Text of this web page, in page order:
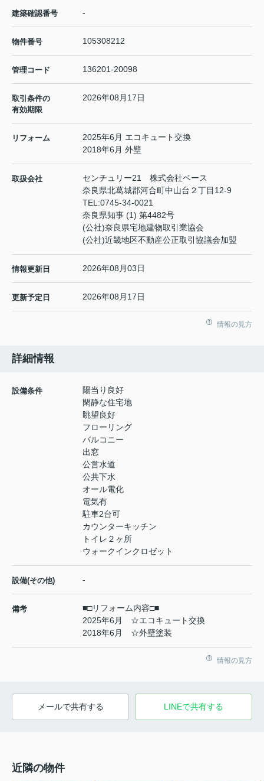
建築確認番号 -
物件番号 105308212
管理コード 136201-20098
取引条件の
有効期限
2026年08月17日
リフォーム
2025年6月 エコキュート交換
2018年6月 外壁
取扱会社
センチュリー21 株式会社ベース
奈良県北葛城郡河合町中山台２丁目12-9
TEL:0745-34-0021
奈良県知事 (1) 第4482号
(公社)奈良県宅地建物取引業協会
(公社)近畿地区不動産公正取引協議会加盟
情報更新日 2026年08月03日
更新予定日 2026年08月17日
情報の見方
詳細情報
設備条件
陽当り良好
閑静な住宅地
眺望良好
フローリング
バルコニー
出窓
公営水道
公共下水
オール電化
電気有
駐車2台可
カウンターキッチン
トイレ２ヶ所
ウォークインクロゼット
設備(その他) -
備考
■□リフォーム内容□■
2025年6月 ☆エコキュート交換
2018年6月 ☆外壁塗装
情報の見方
メールで共有する LINEで共有する
近隣の物件